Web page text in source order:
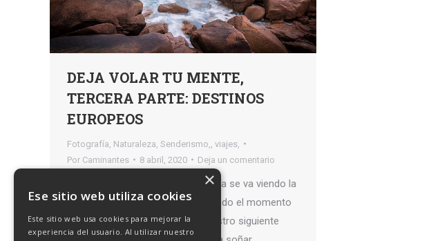
DEJA VOLAR TU MENTE,
TERCERA PARTE: DESTINOS
EUROPEOS
Fotografía Naturaleza Senderismo,
viajes,
Por Caminantes 8 abril, 2020 Deja un comentario
Amigos ya va quedando menos. Ya se va viendo la
luz al final del túnel. Se va acercando el momento
de cumplir nuestros sueños. Nuestro siguiente
Ese sitio web utiliza cookies
Este sitio web usa cookies para mejorar la
experiencia del usuario. Al utilizar nuestro
×